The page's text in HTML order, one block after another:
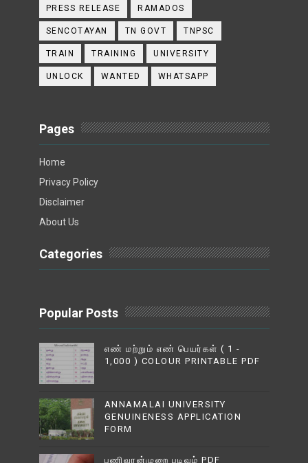
PRESS RELEASE RAMADOS
SENCOTAYAN TN GOVT TNPSC
TRAIN TRAINING UNIVERSITY
UNLOCK WANTED WHATSAPP
Pages
Home
Privacy Policy
Disclaimer
About Us
Categories
Popular Posts
எண் மற்றும் எண் பெயர்கள் ( 1 -
1,000 ) COLOUR PRINTABLE PDF
ANNAMALAI UNIVERSITY
GENUINENESS APPLICATION
FORM
பணிவரன்முறை படிவம் PDF